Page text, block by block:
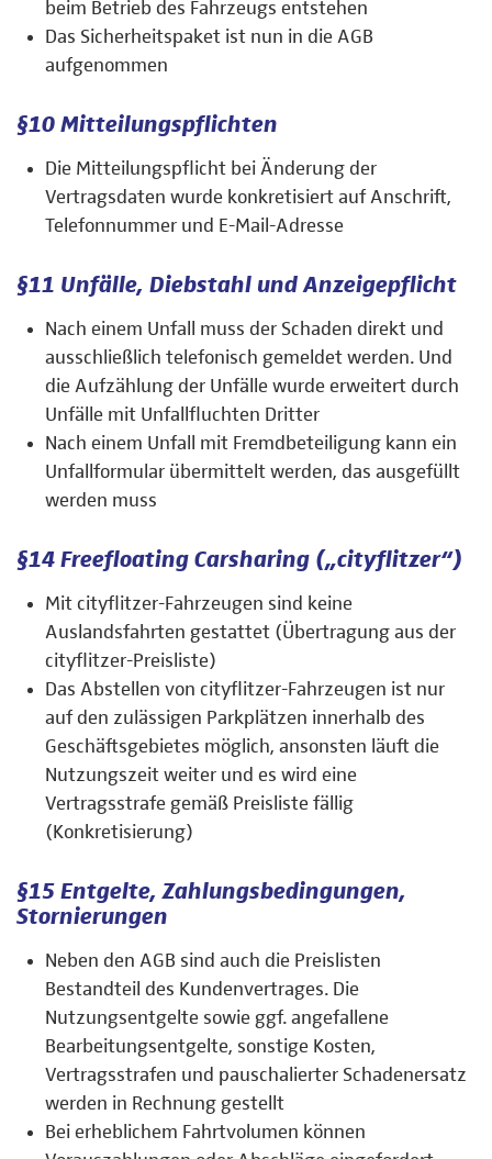
beim Betrieb des Fahrzeugs entstehen
Das Sicherheitspaket ist nun in die AGB
aufgenommen
§10 Mitteilungspflichten
Die Mitteilungspflicht bei Änderung der
Vertragsdaten wurde konkretisiert auf Anschrift,
Telefonnummer und E-Mail-Adresse
§11 Unfälle, Diebstahl und Anzeigepflicht
Nach einem Unfall muss der Schaden direkt und
ausschließlich telefonisch gemeldet werden. Und
die Aufzählung der Unfälle wurde erweitert durch
Unfälle mit Unfallfluchten Dritter
Nach einem Unfall mit Fremdbeteiligung kann ein
Unfallformular übermittelt werden, das ausgefüllt
werden muss
§14 Freefloating Carsharing („cityflitzer“)
Mit cityflitzer-Fahrzeugen sind keine
Auslandsfahrten gestattet (Übertragung aus der
cityflitzer-Preisliste)
Das Abstellen von cityflitzer-Fahrzeugen ist nur
auf den zulässigen Parkplätzen innerhalb des
Geschäftsgebietes möglich, ansonsten läuft die
Nutzungszeit weiter und es wird eine
Vertragsstrafe gemäß Preisliste fällig
(Konkretisierung)
§15 Entgelte, Zahlungsbedingungen,
Stornierungen
Neben den AGB sind auch die Preislisten
Bestandteil des Kundenvertrages. Die
Nutzungsentgelte sowie ggf. angefallene
Bearbeitungsentgelte, sonstige Kosten,
Vertragsstrafen und pauschalierter Schadenersatz
werden in Rechnung gestellt
Bei erheblichem Fahrtvolumen können